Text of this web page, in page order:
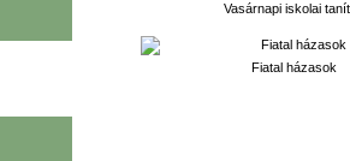
Vasárnapi iskolai
Fiatal házasok